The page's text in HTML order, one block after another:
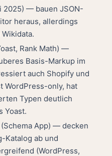
— bauen JSON-
heraus, allerdings
Rank Math) —
Basis-Markup im
auch Shopify und
WordPress-only, hat
Typen deutlich
Yoast.
(Schema App) — decken
Katalog ab und
(WordPress,